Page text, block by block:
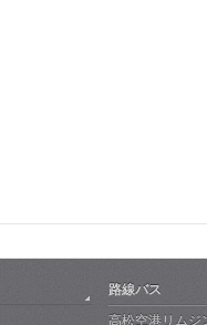
路線バス
高松空港リムジ